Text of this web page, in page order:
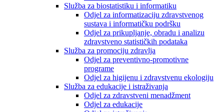
Služba za biostatistiku i informatiku
Odjel za informatizaciju zdravstvenog
sustava i informatičku podršku
Odjel za prikupljanje, obradu i analizu
zdravstveno statističkih podataka
Služba za promociju zdravlja
Odjel za preventivno-promotivne
programe
Odjel za higijenu i zdravstvenu ekologiju
Služba za edukacije i istraživanja
Odjel za zdravstveni menadžment
Odjel za edukacije